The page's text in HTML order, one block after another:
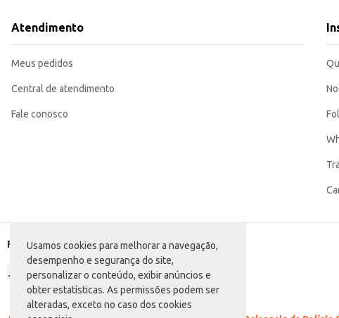
Usamos cookies para melhorar a navegação,
desempenho e segurança do site,
personalizar o conteúdo, exibir anúncios e
obter estatísticas. As permissões podem ser
alteradas, exceto no caso dos cookies
Ideal para uso em confeitaria, adicionando um aroma delicado a sobremesas.
A Erva Doce Campilar oferece praticidade e qualidade, sendo uma excelente
Atendimento
Meus pedidos
Central de atendimento
Fale conosco
Formas de pagamento